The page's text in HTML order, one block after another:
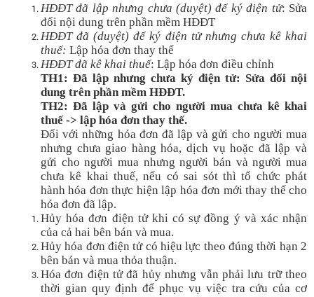
HĐĐT đã lập nhưng chưa (duyệt) để ký điện tử: Sửa
đổi nội dung trên phần mềm HĐĐT
HĐĐT đã (duyệt) để ký điện tử nhưng chưa kê khai
thuế: Lập hóa đơn thay thế
HĐĐT đã kê khai thuế: Lập hóa đơn điều chỉnh
TH1: Đã lập nhưng chưa ký điện tử: Sửa đổi nội
dung trên phần mềm HĐĐT.
TH2: Đã lập và gửi cho người mua chưa kê khai
thuế -> lập hóa đơn thay thế.
Đối với những hóa đơn đã lập và gửi cho người mua
nhưng chưa giao hàng hóa, dịch vụ hoặc đã lập và
gửi cho người mua nhưng người bán và người mua
chưa kê khai thuế, nếu có sai sót thì tổ chức phát
hành hóa đơn thực hiện lập hóa đơn mới thay thế cho
hóa đơn đã lập.
Hủy hóa đơn điện tử khi có sự đồng ý và xác nhận
của cả hai bên bán và mua.
Hủy hóa đơn điện tử có hiệu lực theo đúng thời hạn 2
bên bán và mua thỏa thuận.
Hóa đơn điện tử đã hủy nhưng vẫn phải lưu trữ theo
thời gian quy định để phục vụ việc tra cứu của cơ